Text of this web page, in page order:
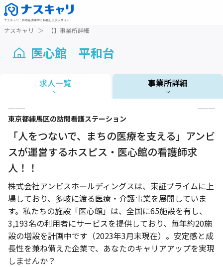
ナスキャリ ： 訪問看護業界に特化した求人サイト
ナスキャリ ＞ 【】事業所詳細
医心館 平和台
求人一覧 事業所詳細
1 / 3
東京都練馬区の訪問看護ステーション
「人をつないで、まちの医療を支える」アンビ
スが運営するホスピス・医心館の看護師求
人！！
株式会社アンビスホールディングスは、東証プライムに上
場しており、多岐に渡る医療・介護事業を展開していま
す。私たちの施設「医心館」は、全国に65施設を有し、
3,193名の利用者にサービスを提供しており、毎年約20施
設の増設を計画中です（2023年3月末現在）。安定感と成
長性を兼ね備えた企業で、あなたのキャリアアップを実現
しませんか？